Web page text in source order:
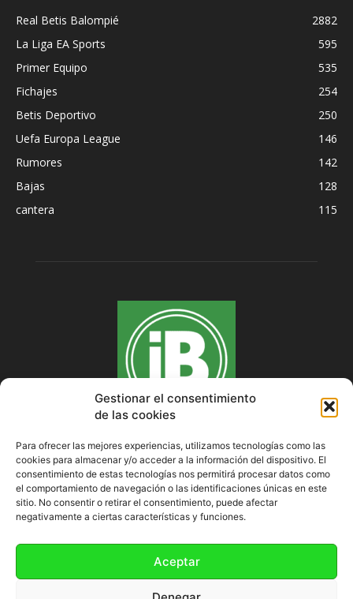
Gestionar el consentimiento
de las cookies
Para ofrecer las mejores experiencias, utilizamos tecnologías como las
cookies para almacenar y/o acceder a la información del dispositivo. El
consentimiento de estas tecnologías nos permitirá procesar datos como
el comportamiento de navegación o las identificaciones únicas en este
sitio. No consentir o retirar el consentimiento, puede afectar
negativamente a ciertas características y funciones.
Aceptar
Real Betis Balompié
2882
La Liga EA Sports
595
Primer Equipo
535
Fichajes
254
Betis Deportivo
250
Uefa Europa League
146
Rumores
142
Bajas
128
cantera
115
SOBRE NOSOTROS